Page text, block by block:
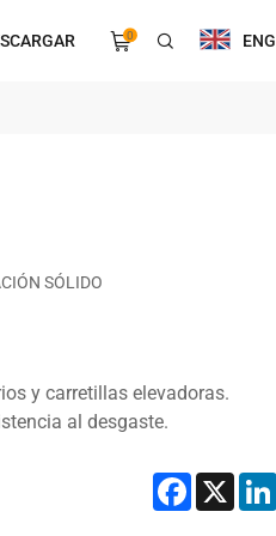
0
SÓLIDO
y carretillas elevadoras.
al desgaste.
Facebook
X